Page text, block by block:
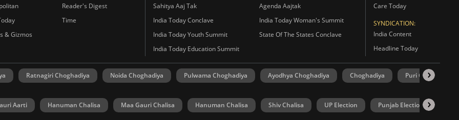
Reader's Digest
Time
& Gizmos
Sahitya Aaj Tak
Agenda Aajtak
India Today Conclave
India Today Woman's Summit
India Today Youth Summit
State Of The States Conclave
India Today Education Summit
Care Today
SYNDICATION:
India Content
Headline Today
Ratnagiri Choghadiya Noida Choghadiya Pulwama Choghadiya Ayodhya Choghadiya Choghadiya Puri Choghadiya
Aarti Hanuman Chalisa Maa Gauri Chalisa Hanuman Chalisa Shiv Chalisa UP Election Punjab Election